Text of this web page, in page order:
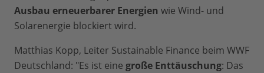
Ausbau erneuerbarer Energien wie Wind- und
Solarenergie blockiert wird.
Matthias Kopp, Leiter Sustainable Finance beim WWF
Deutschland: "Es ist eine große Enttäuschung: Das